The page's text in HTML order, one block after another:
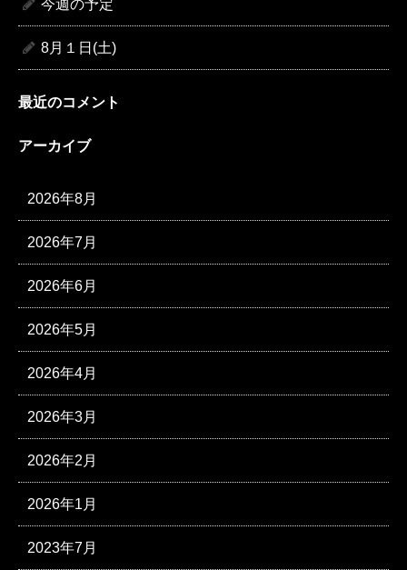
今週の予定
8月１日(土)
最近のコメント
アーカイブ
2026年8月
2026年7月
2026年6月
2026年5月
2026年4月
2026年3月
2026年2月
2026年1月
2023年7月